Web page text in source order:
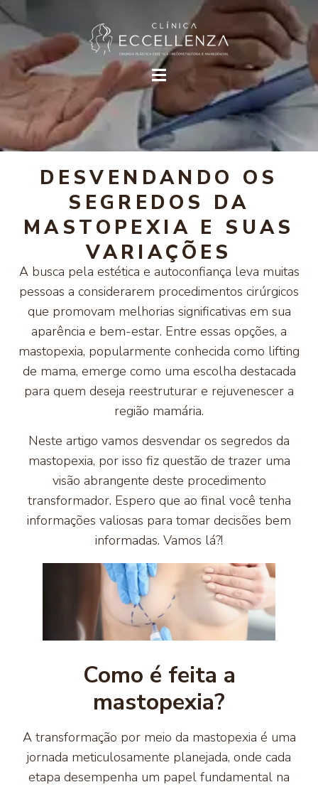
DESVENDANDO OS
SEGREDOS DA
MASTOPEXIA E SUAS
VARIAÇÕES
A busca pela estética e autoconfiança leva muitas
pessoas a considerarem procedimentos cirúrgicos
que promovam melhorias significativas em sua
aparência e bem-estar. Entre essas opções, a
mastopexia, popularmente conhecida como lifting
de mama, emerge como uma escolha destacada
para quem deseja reestruturar e rejuvenescer a
região mamária.
Neste artigo vamos desvendar os segredos da
mastopexia, por isso fiz questão de trazer uma
visão abrangente deste procedimento
transformador. Espero que ao final você tenha
informações valiosas para tomar decisões bem
informadas. Vamos lá?!
Como é feita a
mastopexia?
A transformação por meio da mastopexia é uma
jornada meticulosamente planejada, onde cada
etapa desempenha um papel fundamental na